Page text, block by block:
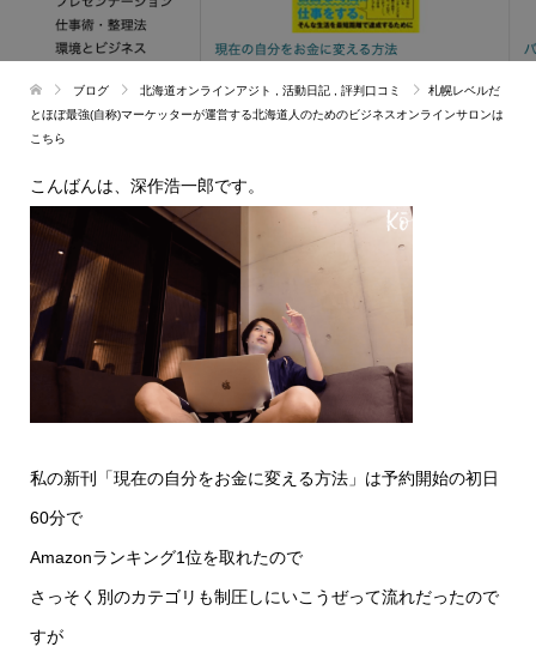
ブログ 北海道オンラインアジト 活動日記 評判口コミ
札幌レベルだ
とほぼ最強(自称)マーケッターが運営する北海道人のためのビジネスオンラインサロンは
こちら
こんばんは、深作浩一郎です。
私の新刊「現在の自分をお金に変える方法」は予約開始の初日
60分で
Amazonランキング1位を取れたので
さっそく別のカテゴリも制圧しにいこうぜって流れだったので
すが